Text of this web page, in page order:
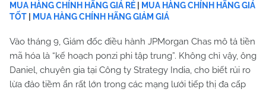
MUA HÀNG CHÍNH HÃNG GIÁ RẺ
MUA HÀNG CHÍNH HÃNG GIÁ
TỐT
MUA HÀNG CHÍNH HÃNG GIẢM GIÁ
Vào tháng 9, Giám đốc điều hành JPMorgan Chas mô tả tiền
mã hóa là “kế hoạch ponzi phi tập trung”. Không chỉ vậy, ông
Daniel, chuyên gia tại Công ty Strategy India, cho biết rủi ro
lừa đảo tiềm ẩn rất lớn trong các mạng lưới tiếp thị đa cấp